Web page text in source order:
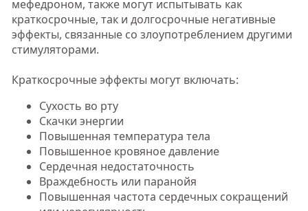
мефедроном, также могут испытывать как
краткосрочные, так и долгосрочные негативные
эффекты, связанные со злоупотреблением другими
стимуляторами.
Краткосрочные эффекты могут включать:
Сухость во рту
Скачки энергии
Повышенная температура тела
Повышенное кровяное давление
Сердечная недостаточность
Враждебность или паранойя
Повышенная частота сердечных сокращений